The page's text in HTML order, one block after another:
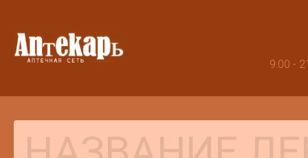
9:00 -